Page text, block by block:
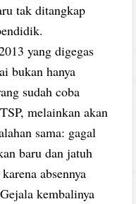
tak ditangkap
yang digegas
bukan hanya
sudah coba
melainkan akan
sama: gagal
baru dan jatuh
absennya
kembalinya